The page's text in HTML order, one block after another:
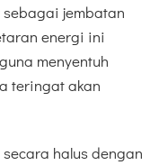
jembatan
energi ini
menyentuh
teringat akan
halus dengan